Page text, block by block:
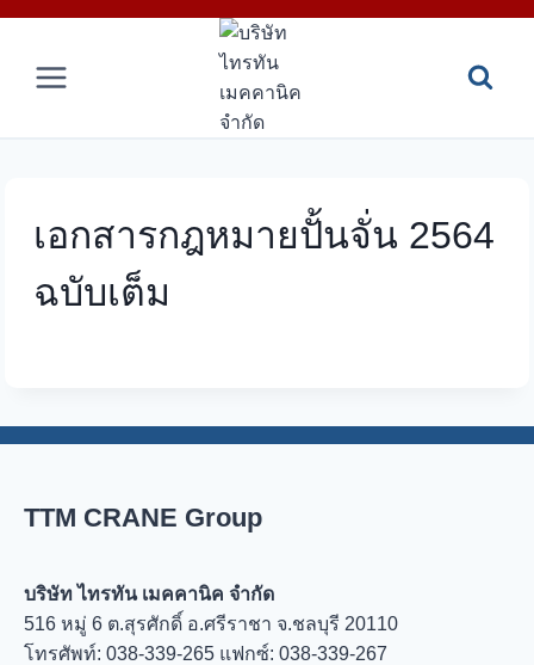
Skip
content
เอกสารกฎหมายปั้นจั่น 2564
ฉบับเต็ม
TTM CRANE Group
บริษัท ไทรทัน เมคคานิค จำกัด
516 หมู่ 6 ต.สุรศักดิ์ อ.ศรีราชา จ.ชลบุรี 20110
โทรศัพท์: 038-339-265 แฟกซ์: 038-339-267